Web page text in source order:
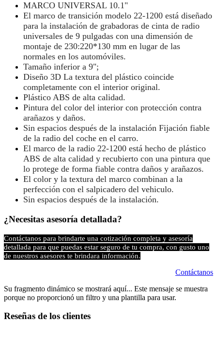
MARCO UNIVERSAL 10.1"
El marco de transición modelo 22-1200 está diseñado
para la instalación de grabadoras de cinta de radio
universales de 9 pulgadas con una dimensión de
montaje de 230:220*130 mm en lugar de las
normales en los automóviles.
Tamaño inferior a 9";
Diseño 3D La textura del plástico coincide
completamente con el interior original.
Plástico ABS de alta calidad.
Pintura del color del interior con protección contra
arañazos y daños.
Sin espacios después de la instalación Fijación fiable
de la radio del coche en el carro.
El marco de la radio 22-1200 está hecho de plástico
ABS de alta calidad y recubierto con una pintura que
lo protege de forma fiable contra daños y arañazos.
El color y la textura del marco combinan a la
perfección con el salpicadero del vehiculo.
Sin espacios después de la instalación.
¿Necesitas asesoría detallada?
Contáctanos para brindarte una cotización completa y asesoría
detallada para que puedas estar seguro de tu compra, con gusto uno
de nuestros asesores te brindara información.
Contáctanos
Su fragmento dinámico se mostrará aquí... Este mensaje se muestra
porque no proporcionó un filtro y una plantilla para usar.
Reseñas de los clientes